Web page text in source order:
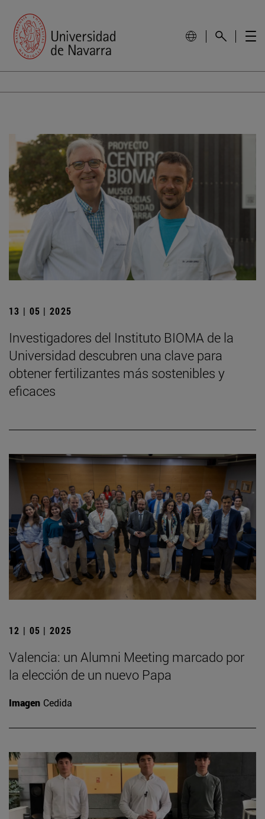
13 | 05 | 2025
Investigadores del Instituto BIOMA de la
Universidad descubren una clave para
obtener fertilizantes más sostenibles y
eficaces
12 | 05 | 2025
Valencia: un Alumni Meeting marcado por
la elección de un nuevo Papa
Imagen Cedida